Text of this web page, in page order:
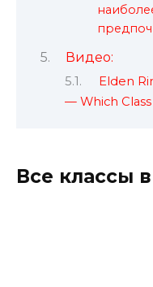
Видео:
Elden
— Which
Все классы